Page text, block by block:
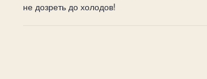
не дозреть до холодов!